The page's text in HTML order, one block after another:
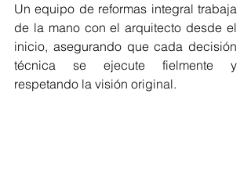
Un equipo de reformas integral trabaja
de la mano con el arquitecto desde el
inicio, asegurando que cada decisión
técnica se ejecute fielmente y
respetando la visión original.